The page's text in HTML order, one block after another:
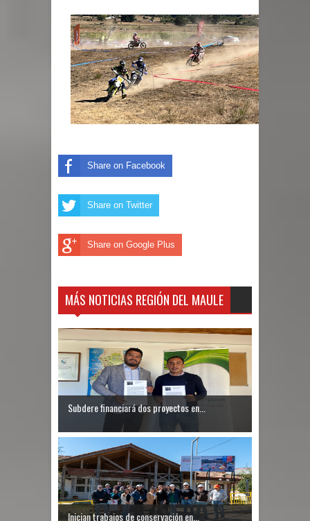
Share on Facebook
Share on Twitter
Share on Google Plus
MÁS NOTICIAS REGIÓN DEL MAULE
Subdere financiará dos proyectos en...
Inician trabajos de conservación en...